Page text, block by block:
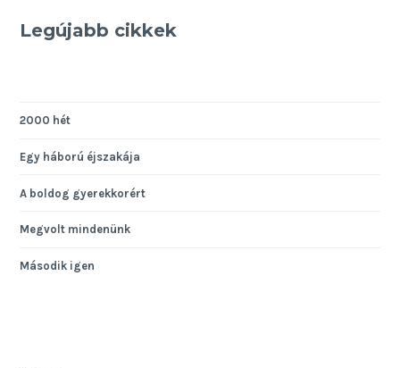
Legújabb cikkek
2000 hét
Egy háború éjszakája
A boldog gyerekkorért
Megvolt mindenünk
Második igen